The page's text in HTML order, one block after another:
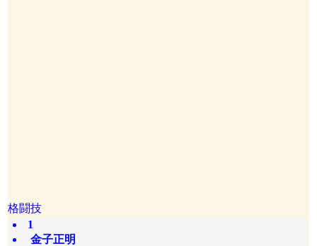
格闘技
1
金子正明